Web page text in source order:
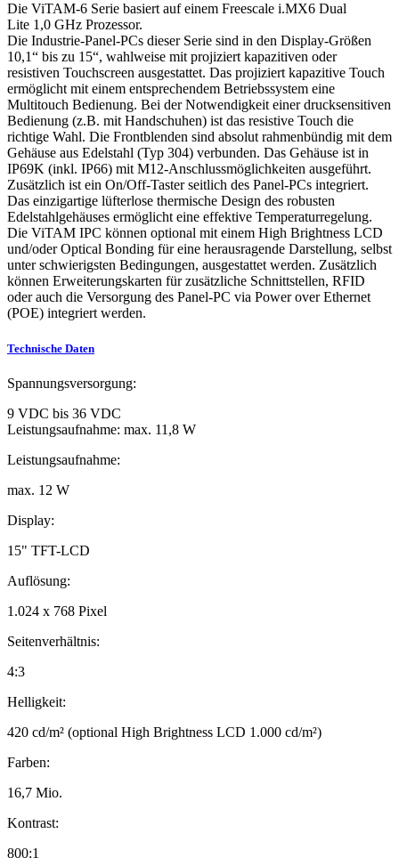
Die ViTAM-6 Serie basiert auf einem Freescale i.MX6 Dual
Lite 1,0 GHz Prozessor.
Die Industrie-Panel-PCs dieser Serie sind in den Display-Größen
10,1“ bis zu 15“, wahlweise mit projiziert kapazitiven oder
resistiven Touchscreen ausgestattet. Das projiziert kapazitive Touch
ermöglicht mit einem entsprechendem Betriebssystem eine
Multitouch Bedienung. Bei der Notwendigkeit einer drucksensitiven
Bedienung (z.B. mit Handschuhen) ist das resistive Touch die
richtige Wahl. Die Frontblenden sind absolut rahmenbündig mit dem
Gehäuse aus Edelstahl (Typ 304) verbunden. Das Gehäuse ist in
IP69K (inkl. IP66) mit M12-Anschlussmöglichkeiten ausgeführt.
Zusätzlich ist ein On/Off-Taster seitlich des Panel-PCs integriert.
Das einzigartige lüfterlose thermische Design des robusten
Edelstahlgehäuses ermöglicht eine effektive Temperaturregelung.
Die ViTAM IPC können optional mit einem High Brightness LCD
und/oder Optical Bonding für eine herausragende Darstellung, selbst
unter schwierigsten Bedingungen, ausgestattet werden. Zusätzlich
können Erweiterungskarten für zusätzliche Schnittstellen, RFID
oder auch die Versorgung des Panel-PC via Power over Ethernet
(POE) integriert werden.
Technische Daten
Spannungsversorgung:
9 VDC bis 36 VDC
Leistungsaufnahme: max. 11,8 W
Leistungsaufnahme:
max. 12 W
Display:
15" TFT-LCD
Auflösung:
1.024 x 768 Pixel
Seitenverhältnis:
4:3
Helligkeit:
420 cd/m² (optional High Brightness LCD 1.000 cd/m²)
Farben:
16,7 Mio.
Kontrast:
800:1